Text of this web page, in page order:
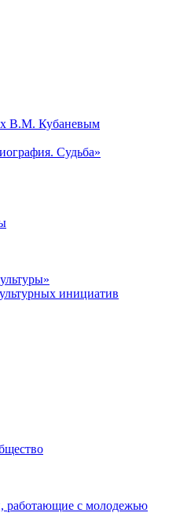
В.М. Кубаневым
Судьба»
инициатив
работающие с молодежью